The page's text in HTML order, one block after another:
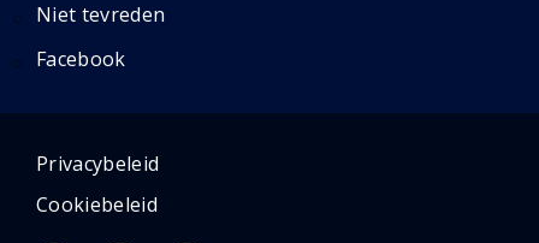
Niet tevreden
Facebook
Privacybeleid
Cookiebeleid